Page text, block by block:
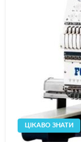
ЦІКАВО ЗНАТИ